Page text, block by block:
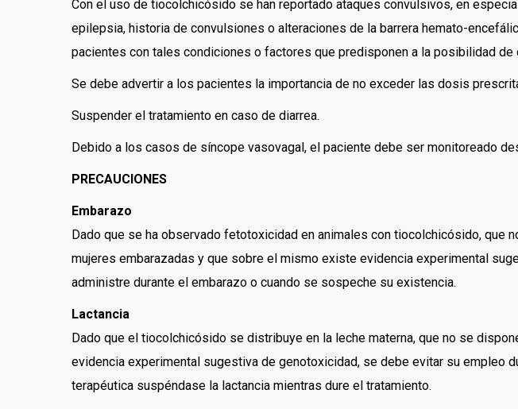
Con el uso de tiocolchicósido se han reportado ataques convulsivos, en
epilepsia, historia de convulsiones o alteraciones de la barrera hemato-
pacientes con tales condiciones o factores que predisponen a la posibilidad de
Se debe advertir a los pacientes la importancia de no exceder las dosis
Suspender el tratamiento en caso de diarrea.
Debido a los casos de síncope vasovagal, el paciente debe ser monitoreado
PRECAUCIONES
Embarazo
Dado que se ha observado fetotoxicidad en animales con tiocolchicósido,
mujeres embarazadas y que sobre el mismo existe evidencia experimental
administre durante el embarazo o cuando se sospeche su existencia.
Lactancia
Dado que el tiocolchicósido se distribuye en la leche materna, que no se
evidencia experimental sugestiva de genotoxicidad, se debe evitar su empleo
terapéutica suspéndase la lactancia mientras dure el tratamiento.